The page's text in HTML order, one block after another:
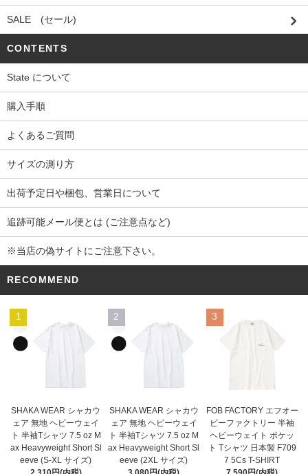
SALE (セール)
CONTENTS
State について
購入手順
よくあるご質問
サイズの測り方
出荷予定日や梱包、営業日について
追跡可能メール便とは (ご注意点など)
※当店の偽サイトにご注意下さい。
RECOMMEND
1
SHAKA WEAR シャカウ
ェア 無地 ヘビーウェイ
ト 半袖Tシャツ 7.5 oz M
ax Heavyweight Short Sl
eeve (S-XL サイズ)
2
SHAKA WEAR シャカウ
ェア 無地 ヘビーウェイ
ト 半袖Tシャツ 7.5 oz M
ax Heavyweight Short Sl
eeve (2XL サイズ)
3
FOB FACTORY エフオー
ビーファクトリー 半袖
ヘビーウェイト ポケッ
ト Tシャツ 日本製 F709
7 5Cs T-SHIRT